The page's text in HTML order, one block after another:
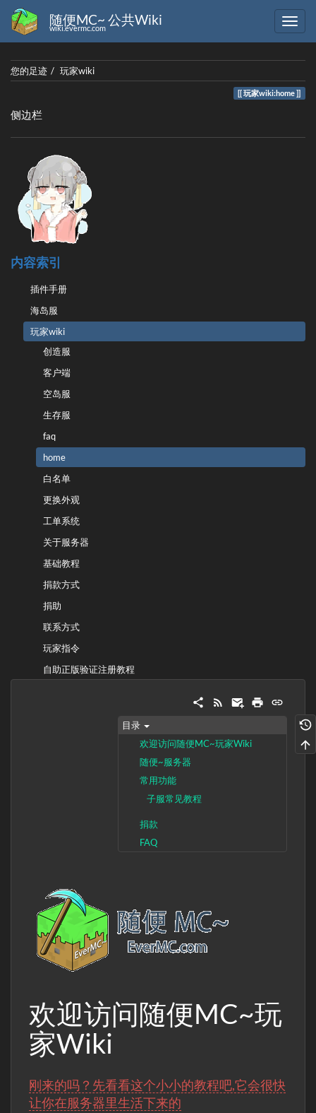
随便MC~ 公共Wiki
wiki.evermc.com
您的足迹 玩家wiki
玩家wiki:home
侧边栏
内容索引
插件手册
海岛服
玩家wiki
创造服
客户端
空岛服
生存服
faq
home
白名单
更换外观
工单系统
关于服务器
基础教程
捐款方式
捐助
联系方式
玩家指令
自助正版验证注册教程
目录
欢迎访问随便MC~玩家Wiki
随便~服务器
常用功能
子服常见教程
捐款
FAQ
欢迎访问随便MC~玩
家Wiki
刚来的吗？先看看这个小小的教程吧,它会很快
让你在服务器里生活下来的